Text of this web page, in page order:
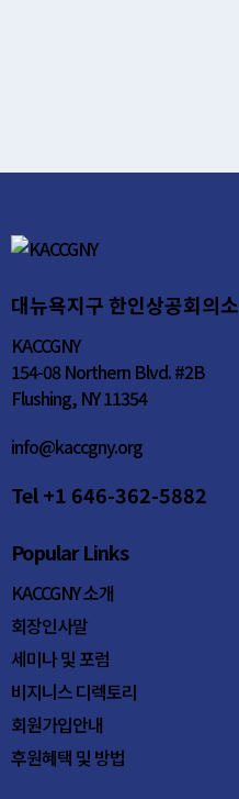
대뉴욕지구 한인상공회의소
KACCGNY
154-08 Northern Blvd. #2B
Flushing, NY 11354
info@kaccgny.org
Tel +1 646-362-5882
Popular Links
KACCGNY 소개
회장인사말
세미나 및 포럼
비지니스 디렉토리
회원가입안내
후원혜택 및 방법